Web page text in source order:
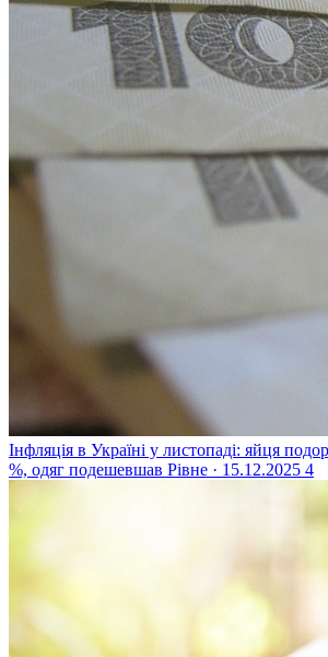
Інфляція в Україні у листопаді: яйця
%, одяг подешевшав Рівне · 15.12.2025 4